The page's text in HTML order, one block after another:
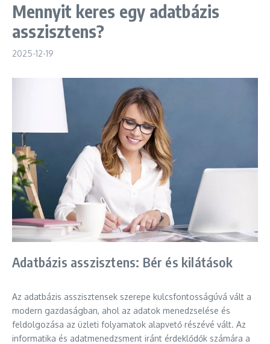
Mennyit keres egy adatbázis
asszisztens?
2025-12-19
Adatbázis asszisztens: Bér és kilátások
Az adatbázis asszisztensek szerepe kulcsfontosságúvá vált a
modern gazdaságban, ahol az adatok menedzselése és
feldolgozása az üzleti folyamatok alapvető részévé vált. Az
informatika és adatmenedzsment iránt érdeklődők számára a